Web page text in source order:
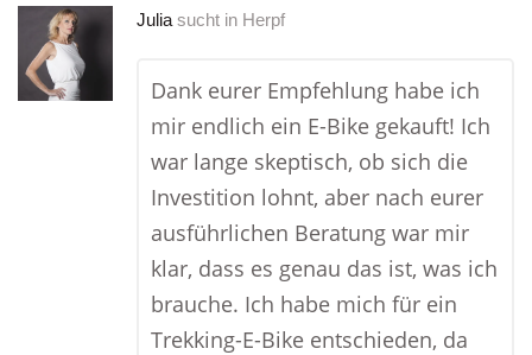
Julia sucht in Herpf
Dank eurer Empfehlung habe ich
mir endlich ein E-Bike gekauft! Ich
war lange skeptisch, ob sich die
Investition lohnt, aber nach eurer
ausführlichen Beratung war mir
klar, dass es genau das ist, was ich
brauche. Ich habe mich für ein
Trekking-E-Bike entschieden, da